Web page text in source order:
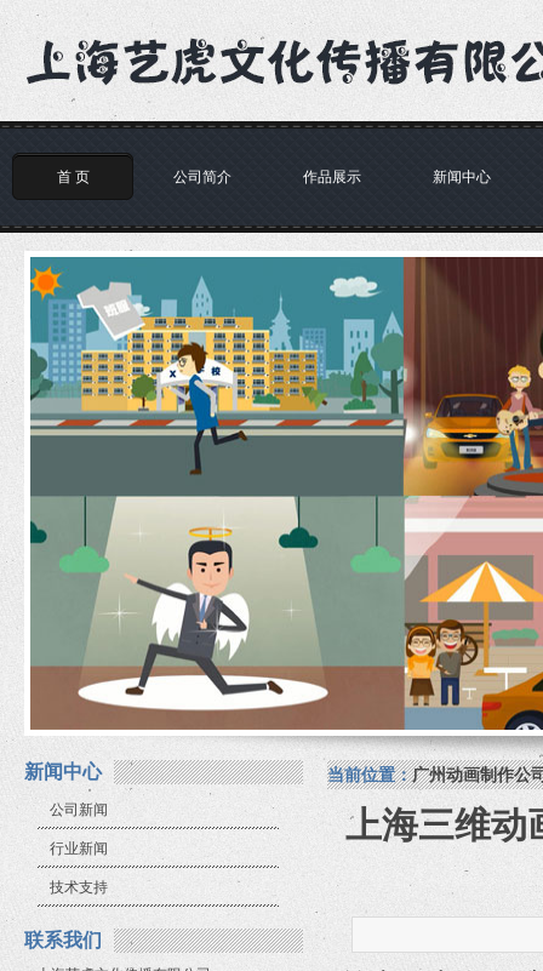
首 页 公司简介 作品展示 新闻中心
新闻中心
公司新闻
行业新闻
技术支持
联系我们
当前位置：广州动画制作公
上海三维动